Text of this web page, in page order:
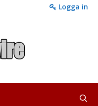
Logga in